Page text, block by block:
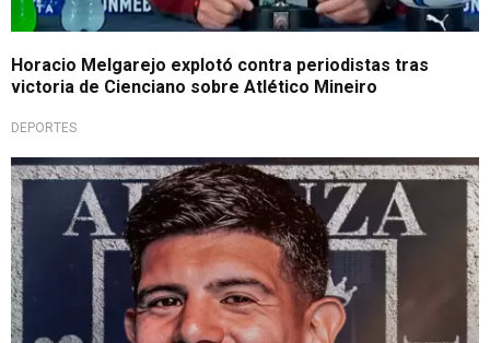
Horacio Melgarejo explotó contra periodistas tras
victoria de Cienciano sobre Atlético Mineiro
DEPORTES
Es oficial